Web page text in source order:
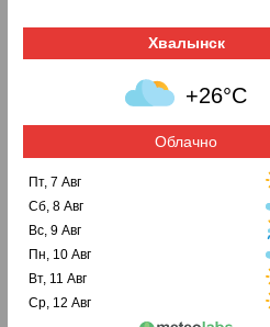
Хвалынск
+26°C
Облачно
Пт, 7 Авг
Сб, 8 Авг
Вс, 9 Авг
Пн, 10 Авг
Вт, 11 Авг
Ср, 12 Авг